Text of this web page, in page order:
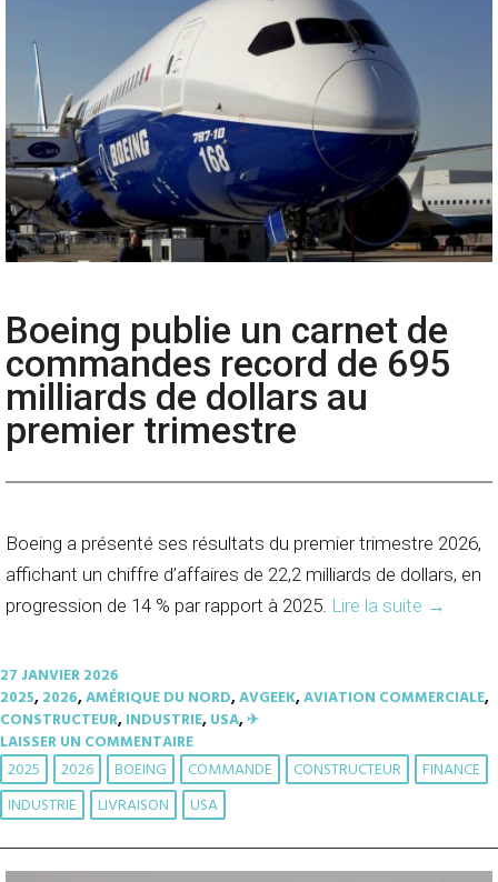
Boeing publie un carnet de
commandes record de 695
milliards de dollars au
premier trimestre
Boeing a présenté ses résultats du premier trimestre 2026,
affichant un chiffre d’affaires de 22,2 milliards de dollars, en
progression de 14 % par rapport à 2025. Lire la suite →
27 JANVIER 2026
2025,2026,AMÉRIQUE DU NORD,AVGEEK,AVIATION COMMERCIALE,
CONSTRUCTEUR,INDUSTRIE,USA,✈︎
LAISSER UN COMMENTAIRE
2025 2026 BOEING COMMANDE CONSTRUCTEUR
FINANCE
INDUSTRIE
LIVRAISON USA